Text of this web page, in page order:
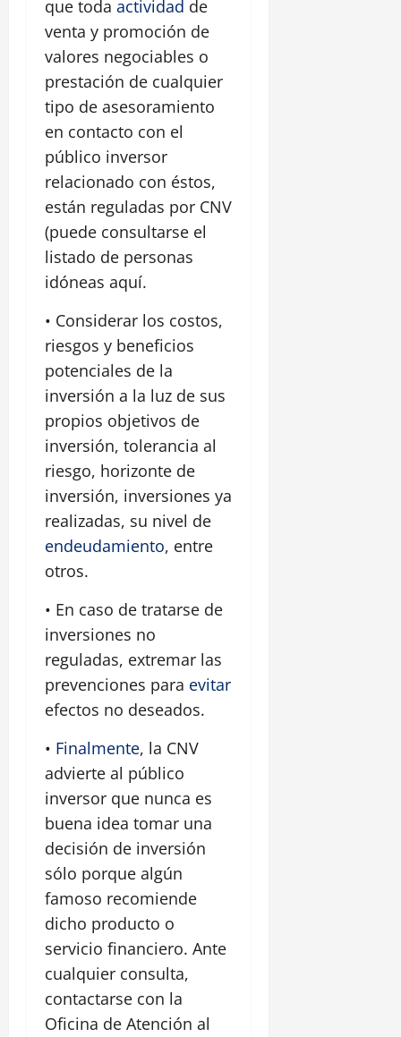
que toda actividad de
venta y promoción de
valores negociables o
prestación de cualquier
tipo de asesoramiento
en contacto con el
público inversor
relacionado con éstos,
están reguladas por CNV
(puede consultarse el
listado de personas
idóneas aquí.
• Considerar los costos,
riesgos y beneficios
potenciales de la
inversión a la luz de sus
propios objetivos de
inversión, tolerancia al
riesgo, horizonte de
inversión, inversiones ya
realizadas, su nivel de
endeudamiento, entre
otros.
• En caso de tratarse de
inversiones no
reguladas, extremar las
prevenciones para evitar
efectos no deseados.
• Finalmente, la CNV
advierte al público
inversor que nunca es
buena idea tomar una
decisión de inversión
sólo porque algún
famoso recomiende
dicho producto o
servicio financiero. Ante
cualquier consulta,
contactarse con la
Oficina de Atención al